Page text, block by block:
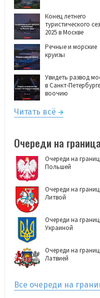
Конец летнего
туристического
2025 в Москве
Речные и морские
круизы
Увидеть развод
в Санкт-Петербурге
воочию
Читать всё
Очереди на
Очереди на
Польшей
Очереди на
Литвой
Очереди на
Украиной
Очереди на
Латвией
Все очереди на